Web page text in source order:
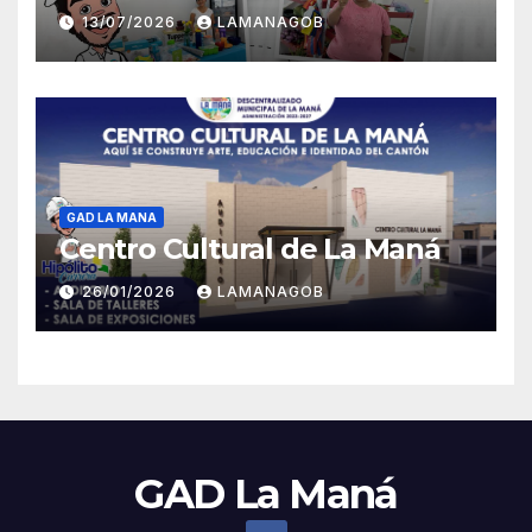
13/07/2026 LAMANAGOB
GAD LA MANA
Centro Cultural de La Maná
26/01/2026 LAMANAGOB
GAD La Maná